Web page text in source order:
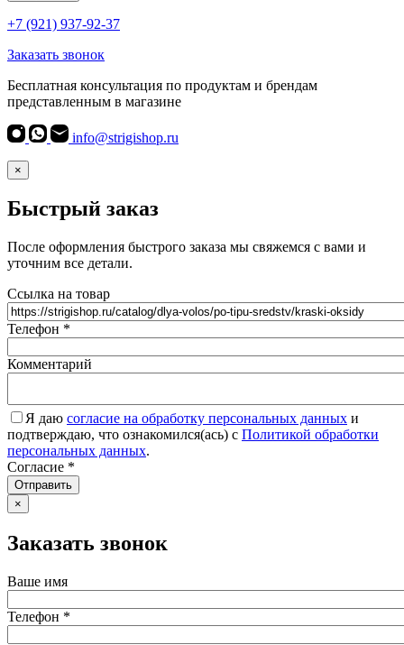
+7 (921) 937-92-37
Заказать звонок
Бесплатная консультация по продуктам и брендам
представленным в магазине
info@strigishop.ru
×
Быстрый заказ
После оформления быстрого заказа мы свяжемся с вами и
уточним все детали.
Ссылка на товар
Телефон *
Комментарий
Я даю согласие на обработку персональных данных и
подтверждаю, что ознакомился(ась) с Политикой обработки
персональных данных.
Согласие *
Отправить
×
Заказать звонок
Ваше имя
Телефон *